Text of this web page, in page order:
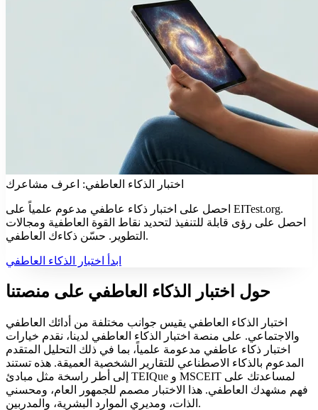
اختبار الذكاء العاطفي: اعرف مشاعرك
احصل على اختبار ذكاء عاطفي مدعوم علمياً على EITest.org.
احصل على رؤى قابلة للتنفيذ لتحديد نقاط القوة العاطفية ومجالات
التطوير. حسّن ذكاءك العاطفي.
ابدأ اختبار الذكاء العاطفي
حول اختبار الذكاء العاطفي على منصتنا
اختبار الذكاء العاطفي يقيس جوانب مختلفة من أدائك العاطفي
والاجتماعي. على منصة اختبار الذكاء العاطفي لدينا، نقدم خيارات
اختبار ذكاء عاطفي مدعومة علمياً، بما في ذلك التحليل المتقدم
المدعوم بالذكاء الاصطناعي للتقارير الشخصية العميقة. هذه تستند
إلى أطر راسخة مثل مبادئ TEIQue و MSCEIT لمساعدتك على
فهم مشهدك العاطفي. هذا الاختبار مصمم للجمهور العام، ومحسني
الذات، ومديري الموارد البشرية، والمدربين.